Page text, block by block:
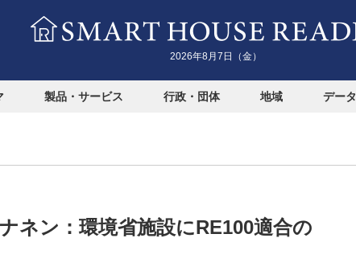
2026年8月7日（金）
製品・サービス 行政・団体 地域 データ
ネン：環境省施設にRE100適合の